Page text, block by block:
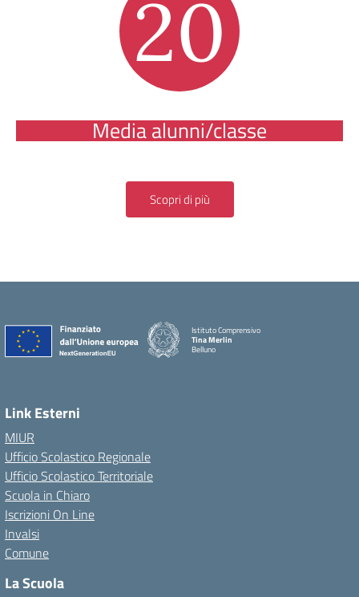
20
Media alunni/classe
Scopri di più
Istituto Comprensivo
Tina Merlin
Belluno
Link Esterni
MIUR
Ufficio Scolastico Regionale
Ufficio Scolastico Territoriale
Scuola in Chiaro
Iscrizioni On Line
Invalsi
Comune
La Scuola